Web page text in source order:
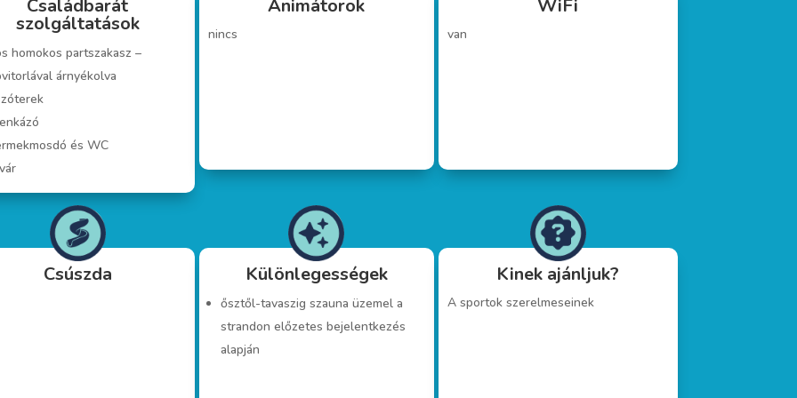
Családbarát
szolgáltatások
homokos partszakasz –
árnyékolva
és WC
Animátorok
nincs
WiFi
van
Csúszda Különlegességek
ősztől-tavaszig szauna üzemel a
strandon előzetes bejelentkezés
alapján
Kinek ajánljuk?
A sportok szerelmeseinek